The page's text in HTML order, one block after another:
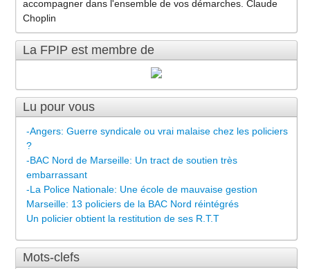
accompagner dans l'ensemble de vos démarches. Claude
Choplin
La FPIP est membre de
Lu pour vous
-Angers: Guerre syndicale ou vrai malaise chez les policiers
?
-BAC Nord de Marseille: Un tract de soutien très
embarrassant
-La Police Nationale: Une école de mauvaise gestion
Marseille: 13 policiers de la BAC Nord réintégrés
Un policier obtient la restitution de ses R.T.T
Mots-clefs